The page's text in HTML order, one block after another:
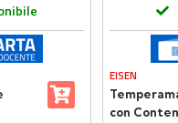
EISEN
con